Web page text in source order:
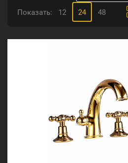
Показать: 12 24 48